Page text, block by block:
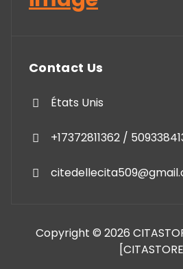
Contact Us
États Unis
+17372811362 /
Copyright © 2026